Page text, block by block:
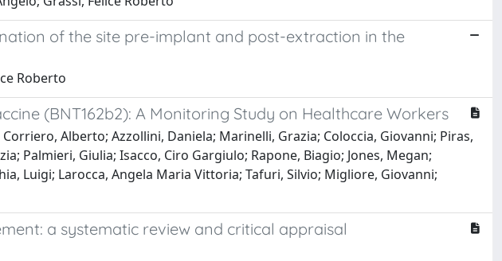
of the site pre-implant and post-extraction in the
Roberto
(BNT162b2): A Monitoring Study on Healthcare Workers
Alberto; Azzollini, Daniela; Marinelli, Grazia; Coloccia, Giovanni; Piras,
Palmieri, Giulia; Isacco, Ciro Gargiulo; Rapone, Biagio; Jones, Megan;
Luigi; Larocca, Angela Maria Vittoria; Tafuri, Silvio; Migliore, Giovanni;
a systematic review and critical appraisal